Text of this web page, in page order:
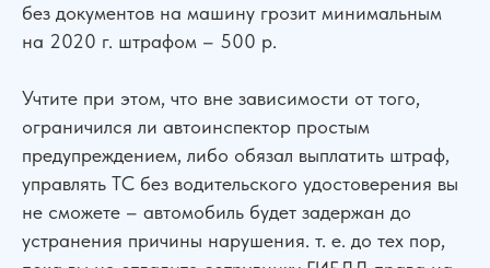
без документов на машину грозит минимальным
на 2020 г. штрафом – 500 р.
Учтите при этом, что вне зависимости от того,
ограничился ли автоинспектор простым
предупреждением, либо обязал выплатить штраф,
управлять ТС без водительского удостоверения вы
не сможете – автомобиль будет задержан до
устранения причины нарушения. т. е. до тех пор,